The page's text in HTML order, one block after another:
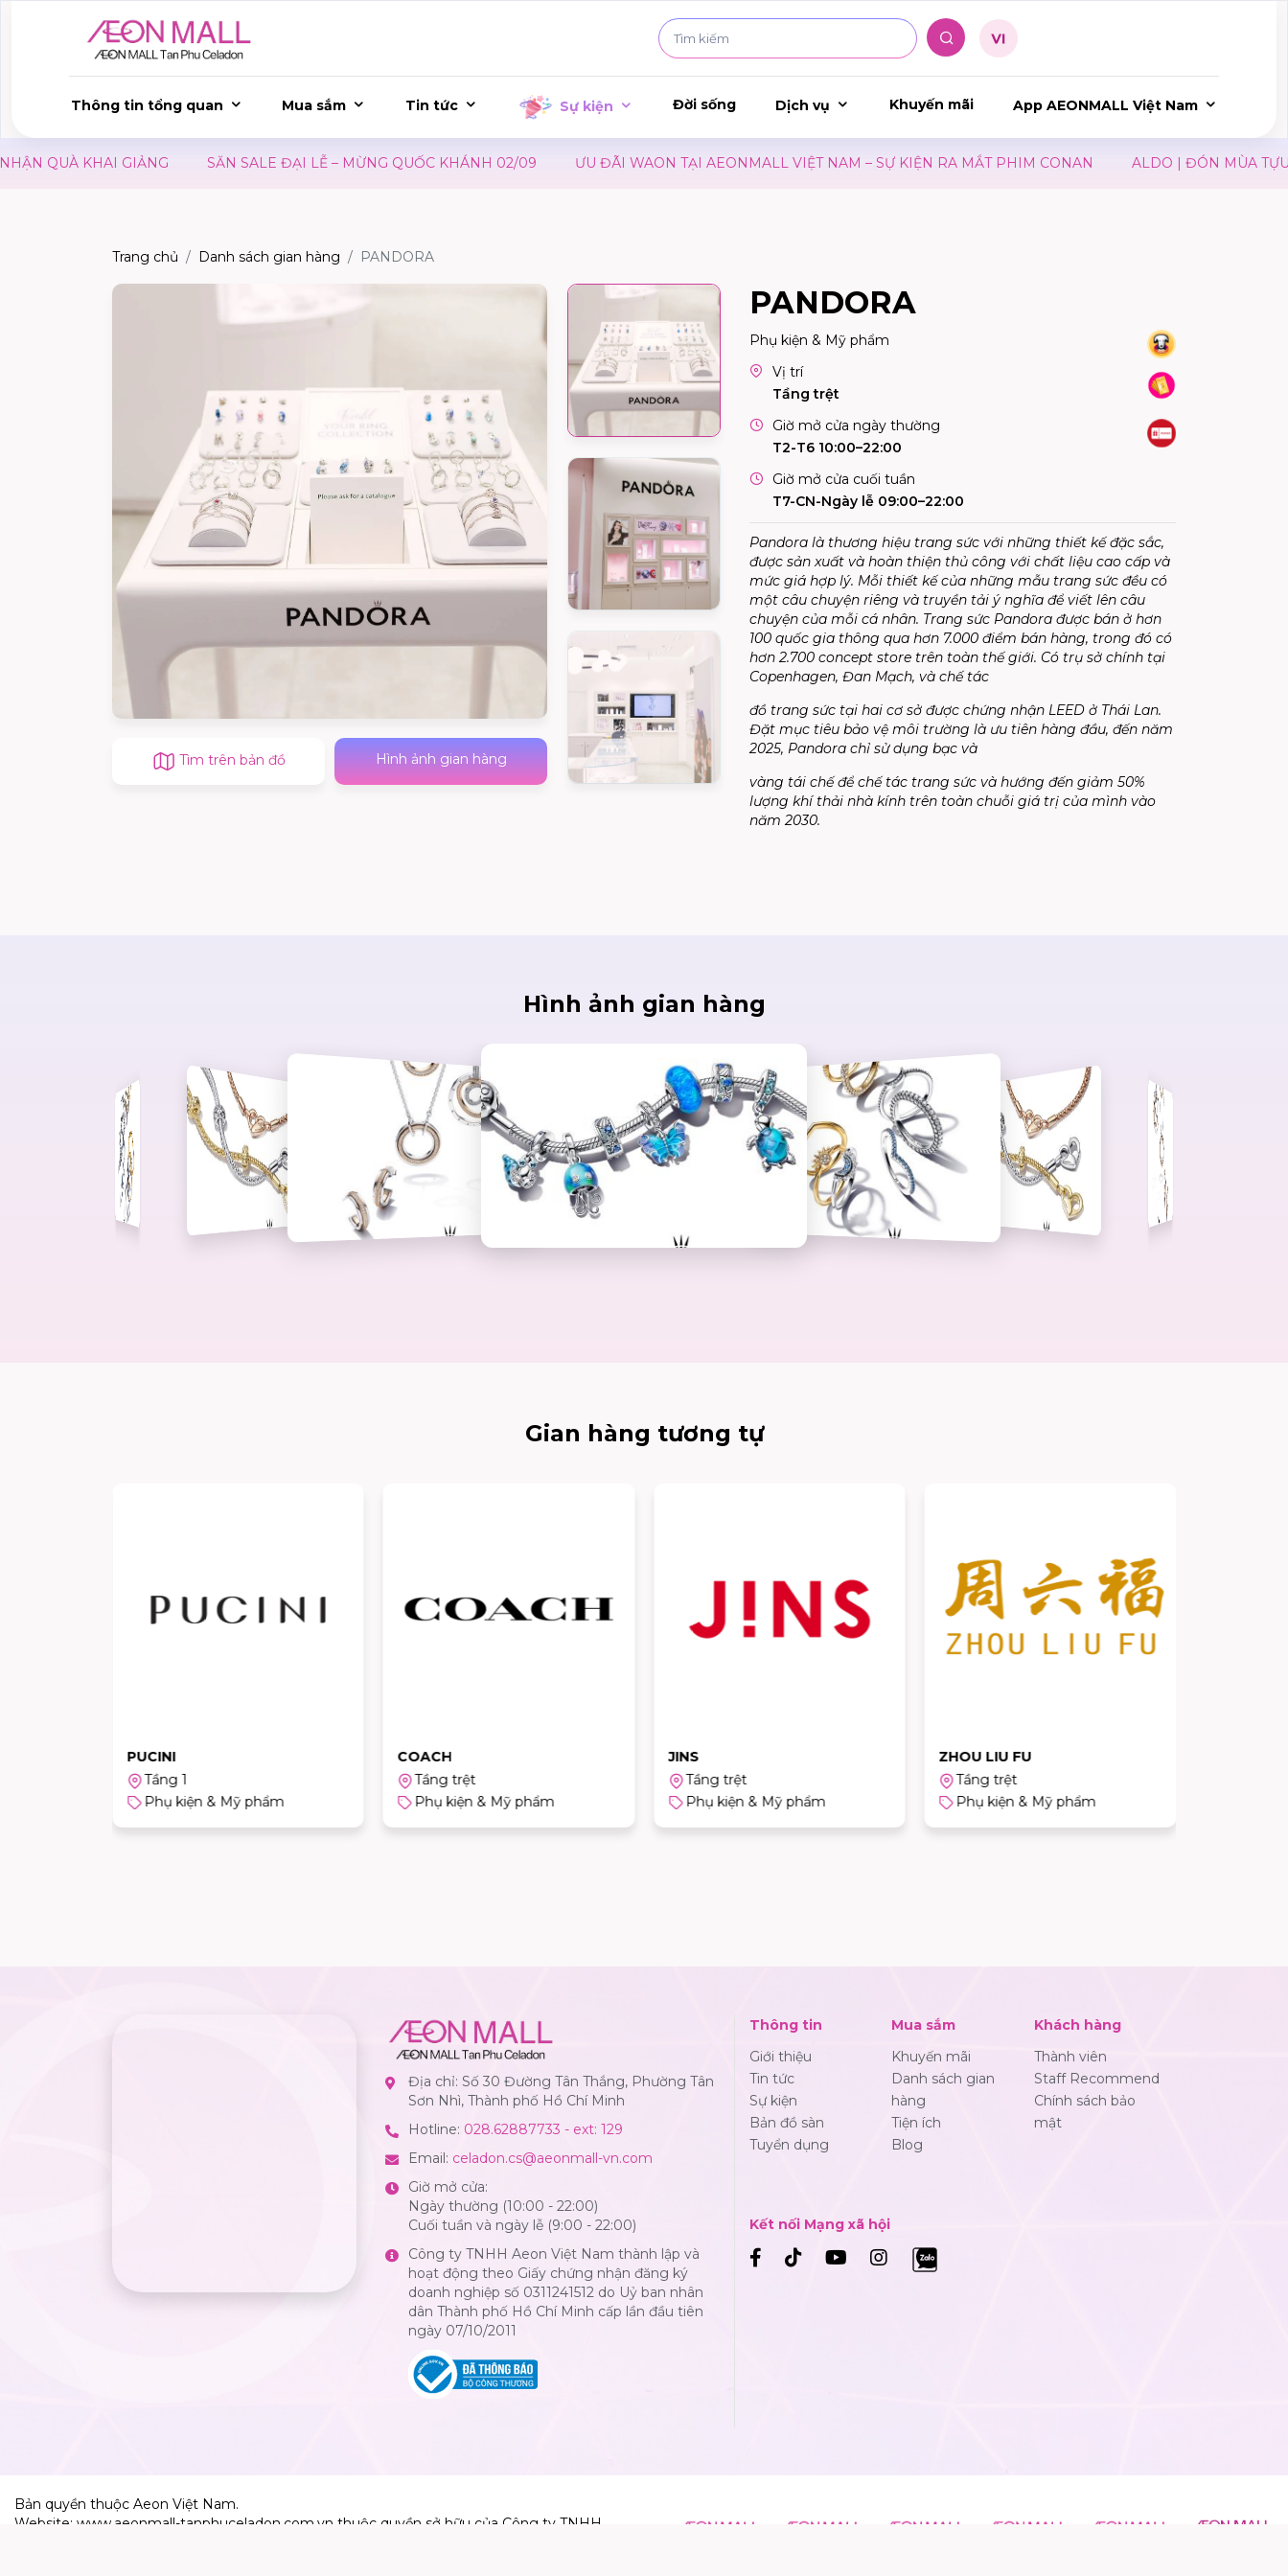
Thông tin tổng quan Mua sắm Tin tức Sự kiện Đời sống Dịch vụ Khuyến mãi App AEONMALL Việt Nam
KHAI GIẢNG SĂN SALE ĐẠI LỄ – MỪNG QUỐC KHÁNH 02/09 ƯU ĐÃI WAON TẠI AEONMALL VIỆT NAM – SỰ KIỆN RA MẮT PHIM CONAN ALDO | ĐÓN MÙA TỰU
Trang chủ Danh sách gian hàng PANDORA
Tìm trên bản đồ Hình ảnh gian hàng
PANDORA
Phụ kiện & Mỹ phẩm
Vị trí
Tầng trệt
Giờ mở cửa ngày thường
T2-T6 10:00–22:00
Giờ mở cửa cuối tuần
T7-CN-Ngày lễ 09:00–22:00
Pandora là thương hiệu trang sức với những thiết kế đặc sắc,
được sản xuất và hoàn thiện thủ công với chất liệu cao cấp và
mức giá hợp lý. Mỗi thiết kế của những mẫu trang sức đều có
một câu chuyện riêng và truyền tải ý nghĩa để viết lên câu
chuyện của mỗi cá nhân. Trang sức Pandora được bán ở hơn
100 quốc gia thông qua hơn 7.000 điểm bán hàng, trong đó có
hơn 2.700 concept store trên toàn thế giới. Có trụ sở chính tại
Copenhagen, Đan Mạch, và chế tác
đồ trang sức tại hai cơ sở được chứng nhận LEED ở Thái Lan.
Đặt mục tiêu bảo vệ môi trường là ưu tiên hàng đầu, đến năm
2025, Pandora chỉ sử dụng bạc và
vàng tái chế để chế tác trang sức và hướng đến giảm 50%
lượng khí thải nhà kính trên toàn chuỗi giá trị của mình vào
năm 2030.
Hình ảnh gian hàng
Gian hàng tương tự
PUCINI
Tầng 1
Phụ kiện & Mỹ phẩm
COACH
Tầng trệt
Phụ kiện & Mỹ phẩm
JINS
Tầng trệt
Phụ kiện & Mỹ phẩm
ZHOU LIU FU
Tầng trệt
Phụ kiện & Mỹ phẩm
Địa chỉ: Số 30 Đường Tân Thắng, Phường Tân
Sơn Nhì, Thành phố Hồ Chí Minh
Hotline: 028.62887733 - ext: 129
Email: celadon.cs@aeonmall-vn.com
Giờ mở cửa:
Ngày thường (10:00 - 22:00)
Cuối tuần và ngày lễ (9:00 - 22:00)
Công ty TNHH Aeon Việt Nam thành lập và
hoạt động theo Giấy chứng nhận đăng ký
doanh nghiệp số 0311241512 do Uỷ ban nhân
dân Thành phố Hồ Chí Minh cấp lần đầu tiên
ngày 07/10/2011
Thông tin
Giới thiệu
Tin tức
Sự kiện
Bản đồ sàn
Tuyển dụng
Mua sắm
Khuyến mãi
Danh sách gian
hàng
Tiện ích
Blog
Khách hàng
Thành viên
Staff Recommend
Chính sách bảo
mật
Kết nối Mạng xã hội
Bản quyền thuộc Aeon Việt Nam.
Website: www.aeonmall-tanphuceladon.com.vn thuộc quyền sở hữu của Công ty TNHH